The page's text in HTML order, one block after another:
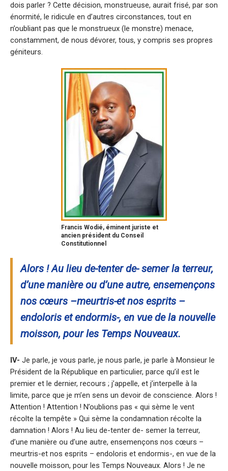
dois parler ? Cette décision, monstrueuse, aurait frisé, par son
énormité, le ridicule en d’autres circonstances, tout en
n’oubliant pas que le monstrueux (le monstre) menace,
constamment, de nous dévorer, tous, y compris ses propres
géniteurs.
Francis Wodié, éminent juriste et
ancien président du Conseil
Constitutionnel
Alors ! Au lieu de-tenter de- semer la terreur,
d’une manière ou d’une autre, ensemençons
nos cœurs –meurtris-et nos esprits –
endoloris et endormis-, en vue de la nouvelle
moisson, pour les Temps Nouveaux.
IV- Je parle, je vous parle, je nous parle, je parle à Monsieur le
Président de la République en particulier, parce qu’il est le
premier et le dernier, recours ; j’appelle, et j’interpelle à la
limite, parce que je m’en sens un devoir de conscience. Alors !
Attention ! Attention ! N’oublions pas « qui sème le vent
récolte la tempête » Qui sème la condamnation récolte la
damnation ! Alors ! Au lieu de-tenter de- semer la terreur,
d’une manière ou d’une autre, ensemençons nos cœurs –
meurtris-et nos esprits – endoloris et endormis-, en vue de la
nouvelle moisson, pour les Temps Nouveaux. Alors ! Je ne